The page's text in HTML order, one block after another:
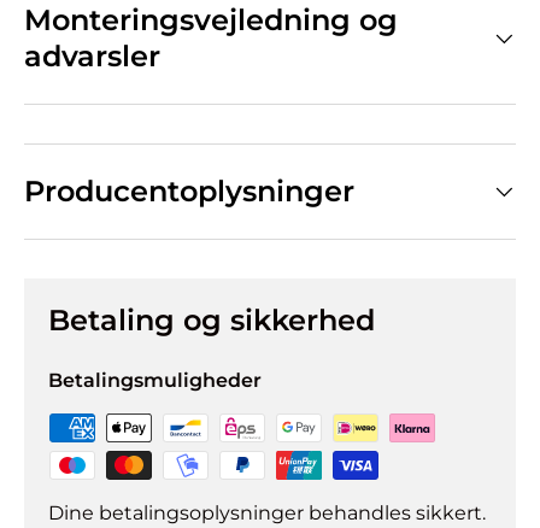
Monteringsvejledning og
advarsler
Producentoplysninger
Betaling og sikkerhed
Betalingsmuligheder
Dine betalingsoplysninger behandles sikkert.